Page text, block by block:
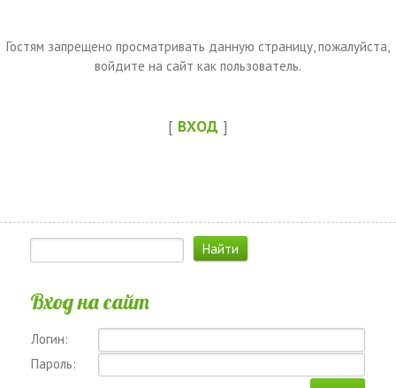
Гостям запрещено просматривать данную страницу, пожалуйста,
войдите на сайт как пользователь.
[ ВХОД ]
Вход на сайт
Логин:
Пароль: